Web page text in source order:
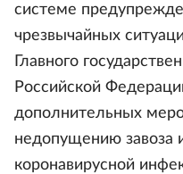
системе
чрезвычайных
Главного
Российской
дополнительных
недопущению завоза
коронавирусной